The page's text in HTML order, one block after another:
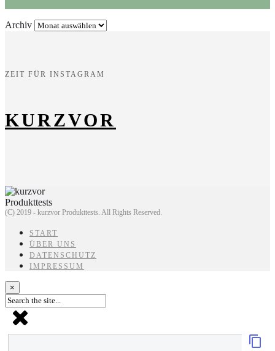
Archiv
ZEIT FÜR INSTAGRAM
KURZVOR
(C) 2019 - kurzvor Produkttests. All Rights Reserved.
START
ÜBER UNS
DATENSCHUTZ
IMPRESSUM
×